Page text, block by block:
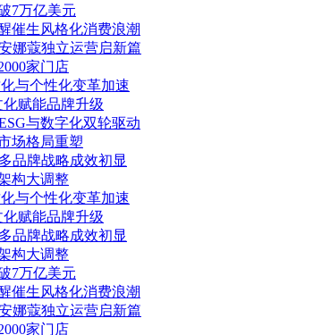
7万亿美元
催生风格化消费浪潮
娜蔻独立运营启新篇
家门店
与个性化变革加速
化赋能品牌升级
与数字化双轮驱动
场格局重塑
品牌战略成效初显
构大调整
与个性化变革加速
化赋能品牌升级
品牌战略成效初显
构大调整
7万亿美元
催生风格化消费浪潮
娜蔻独立运营启新篇
家门店